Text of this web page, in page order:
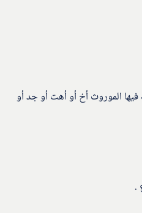
الموروث أخ أو أهت أو جد أو
.